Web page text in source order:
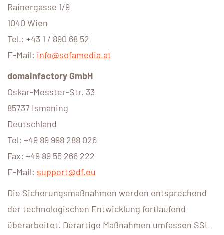
Rainergasse 1/9
1040 Wien
Tel.: +43 1 / 890 68 52
E-Mail: info@sofamedia.at
domainfactory GmbH
Oskar-Messter-Str. 33
85737 Ismaning
Deutschland
Tel: +49 89 998 288 026
Fax: +49 89 55 266 222
E-Mail: support@df.eu
Die Sicherungsmaßnahmen werden entsprechend
der technologischen Entwicklung fortlaufend
überarbeitet. Derartige Maßnahmen umfassen SSL